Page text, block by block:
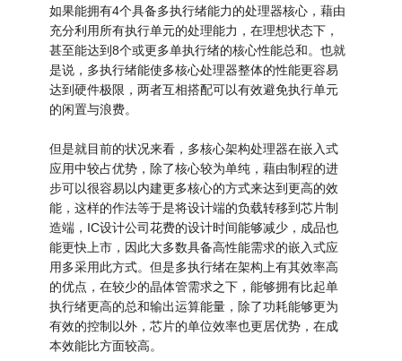
如果能拥有4个具备多执行绪能力的处理器核心，藉由
充分利用所有执行单元的处理能力，在理想状态下，
甚至能达到8个或更多单执行绪的核心性能总和。也就
是说，多执行绪能使多核心处理器整体的性能更容易
达到硬件极限，两者互相搭配可以有效避免执行单元
的闲置与浪费。
但是就目前的状况来看，多核心架构处理器在嵌入式
应用中较占优势，除了核心较为单纯，藉由制程的进
步可以很容易以内建更多核心的方式来达到更高的效
能，这样的作法等于是将设计端的负载转移到芯片制
造端，IC设计公司花费的设计时间能够减少，成品也
能更快上市，因此大多数具备高性能需求的嵌入式应
用多采用此方式。但是多执行绪在架构上有其效率高
的优点，在较少的晶体管需求之下，能够拥有比起单
执行绪更高的总和输出运算能量，除了功耗能够更为
有效的控制以外，芯片的单位效率也更居优势，在成
本效能比方面较高。